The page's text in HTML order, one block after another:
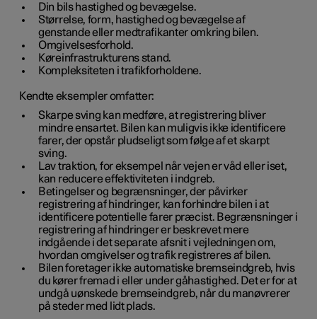
Din bils hastighed og bevægelse.
Størrelse, form, hastighed og bevægelse af
genstande eller medtrafikanter omkring bilen.
Omgivelsesforhold.
Køreinfrastrukturens stand.
Kompleksiteten i trafikforholdene.
Kendte eksempler omfatter:
Skarpe sving kan medføre, at registrering bliver
mindre ensartet. Bilen kan muligvis ikke identificere
farer, der opstår pludseligt som følge af et skarpt
sving.
Lav traktion, for eksempel når vejen er våd eller iset,
kan reducere effektiviteten i indgreb.
Betingelser og begrænsninger, der påvirker
registrering af hindringer, kan forhindre bilen i at
identificere potentielle farer præcist. Begrænsninger i
registrering af hindringer er beskrevet mere
indgående i det separate afsnit i vejledningen om,
hvordan omgivelser og trafik registreres af bilen.
Bilen foretager ikke automatiske bremseindgreb, hvis
du kører fremad i eller under gåhastighed. Det er for at
undgå uønskede bremseindgreb, når du manøvrerer
på steder med lidt plads.